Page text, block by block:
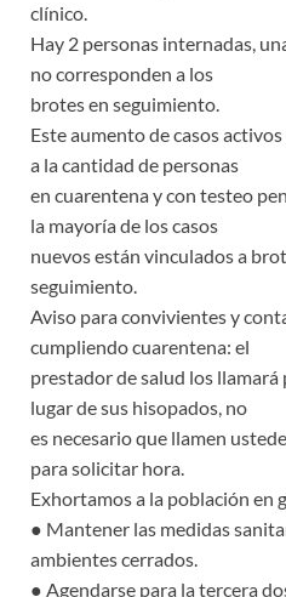
clínico.
Hay 2 personas internadas,
no corresponden a los
brotes en seguimiento.
Este aumento de casos
a la cantidad de personas
en cuarentena y con testeo
la mayoría de los casos
nuevos están vinculados a
seguimiento.
Aviso para convivientes y
cumpliendo cuarentena: el
prestador de salud los
lugar de sus hisopados, no
es necesario que llamen
para solicitar hora.
Exhortamos a la población en
● Mantener las medidas
ambientes cerrados.
● Agendarse para la tercera